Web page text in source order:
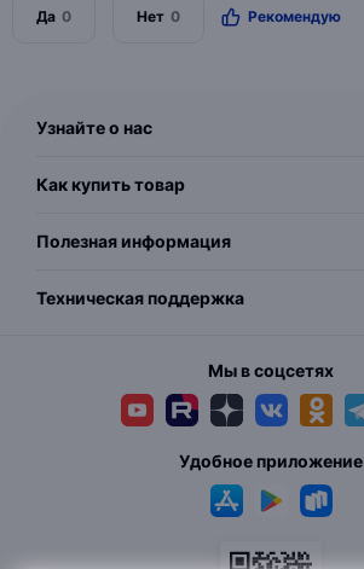
Да 0 Нет 0 Рекомендую
Узнайте о нас
Как купить товар
Полезная информация
Техническая поддержка
Мы в соцсетях
Удобное приложение